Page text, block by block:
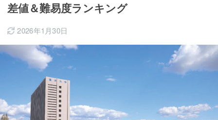
差値＆難易度ランキング
2026年1月30日